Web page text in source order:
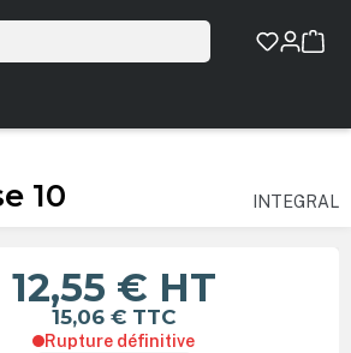
10 INTEGRAL
12,55 € HT
15,06 € TTC
Rupture définitive